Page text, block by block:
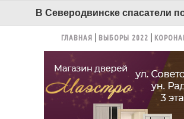
ГЛАВНАЯ ВЫБОРЫ 2022